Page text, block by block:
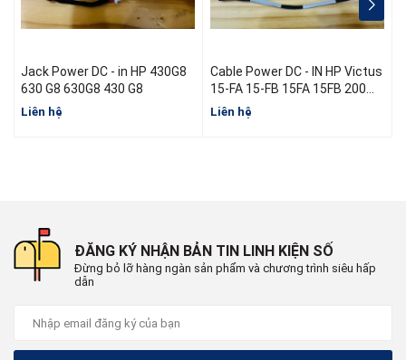
Jack Power DC - in HP 430G8
630 G8 630G8 430 G8
Liên hệ
Cable Power DC - IN HP Victus
15-FA 15-FB 15FA 15FB 200W
N13314-001 L52B16-S46
N13470-S60 N13470-Y60
Liên hệ
ĐĂNG KÝ NHẬN BẢN TIN LINH KIỆN SỐ
Đừng bỏ lỡ hàng ngàn sản phẩm và chương trình siêu hấp
dẫn